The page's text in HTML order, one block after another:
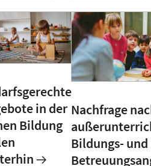
in der
Bildung
Nachfrage
Bildungs- und